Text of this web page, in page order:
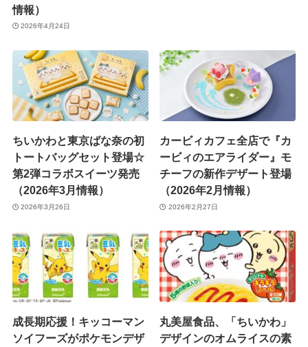
情報）
2026年4月24日
ちいかわと東京ばな奈の初
トートバッグセット登場☆
第2弾コラボスイーツ発売
（2026年3月情報）
2026年3月26日
カービィカフェ全店で『カ
ービィのエアライダー』モ
チーフの新作デザート登場
（2026年2月情報）
2026年2月27日
成長期応援！キッコーマン
ソイフーズがポケモンデザ
丸美屋食品、「ちいかわ」
デザインのオムライスの素